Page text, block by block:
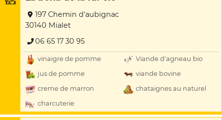
197 Chemin d'aubignac
30140 Mialet
06 65 17 30 95
vinaigre de pomme
Viande d'agneau bio
jus de pomme
viande bovine
creme de marron
chataignes au naturel
charcuterie